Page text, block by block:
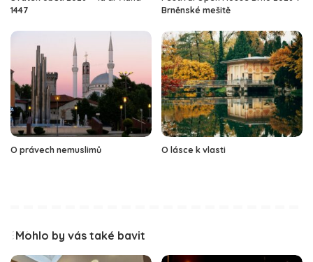
1447
Brněnské mešitě
O právech nemuslimů O lásce k vlasti
Mohlo by vás také bavit